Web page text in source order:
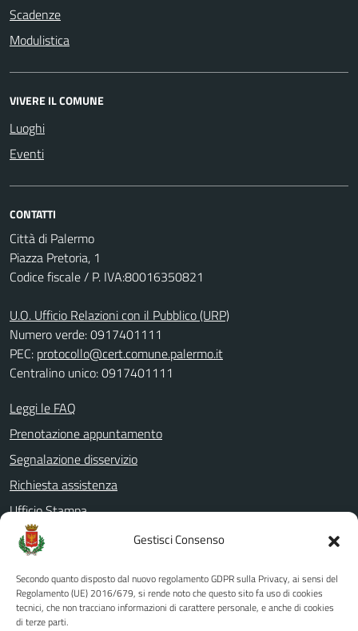
Gestisci Consenso
Secondo quanto disposto dal nuovo regolamento GDPR sulla Privacy, ai sensi del
Regolamento (UE) 2016/679, si rende noto che questo sito fa uso di cookies
tecnici, che non tracciano informazioni di carattere personale, e anche di cookies
di terze parti.
Scadenze
Modulistica
VIVERE IL COMUNE
Luoghi
Eventi
CONTATTI
Città di Palermo
Piazza Pretoria, 1
Codice fiscale / P. IVA:80016350821
U.O. Ufficio Relazioni con il Pubblico (URP)
Numero verde: 0917401111
PEC: protocollo@cert.comune.palermo.it
Centralino unico: 0917401111
Leggi le FAQ
Prenotazione appuntamento
Segnalazione disservizio
Richiesta assistenza
Ufficio Stampa
Amministrazione Trasparente
Albo pretorio
Informativa privacy
Note legali